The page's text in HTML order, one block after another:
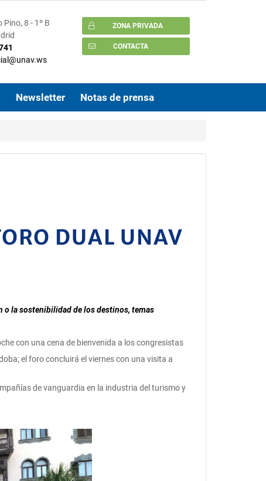
ZONA PRIVADA
CONTACTA
Pino, 8 - 1º B
Newsletter Notas de prensa
DUAL UNAV
o la sostenibilidad de los destinos, temas
con una cena de bienvenida a los congresistas
el foro concluirá el viernes con una visita a
de vanguardia en la industria del turismo y